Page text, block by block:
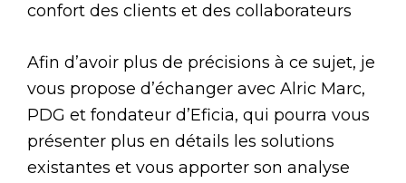
confort des clients et des collaborateurs
Afin d’avoir plus de précisions à ce sujet, je
vous propose d’échanger avec Alric Marc,
PDG et fondateur d’Eficia, qui pourra vous
présenter plus en détails les solutions
existantes et vous apporter son analyse